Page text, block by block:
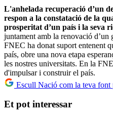
L'anhelada recuperació d’un
respon a la constatació de la
prosperitat d’un país i la seva
juntament amb la renovació d’un
FNEC ha donat suport entenent
país, obre una nova etapa
les nostres universitats. En la
d'impulsar i construir el país.
Escull Nació com la teva font
Et pot interessar